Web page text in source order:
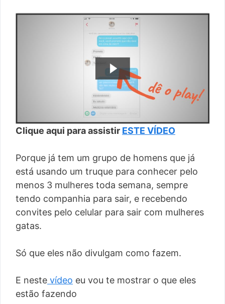
Clique aqui para assistir ESTE VÍDEO
Porque já tem um grupo de homens que já
está usando um truque para conhecer pelo
menos 3 mulheres toda semana, sempre
tendo companhia para sair, e recebendo
convites pelo celular para sair com mulheres
gatas.
Só que eles não divulgam como fazem.
E neste vídeo eu vou te mostrar o que eles
estão fazendo